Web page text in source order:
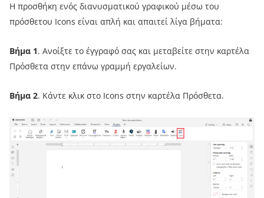
Η προσθήκη ενός διανυσματικού γραφικού μέσω του
πρόσθετου Icons είναι απλή και απαιτεί λίγα βήματα:
Βήμα 1. Ανοίξτε το έγγραφό σας και μεταβείτε στην καρτέλα
Πρόσθετα στην επάνω γραμμή εργαλείων.
Βήμα 2. Κάντε κλικ στο Icons στην καρτέλα Πρόσθετα.